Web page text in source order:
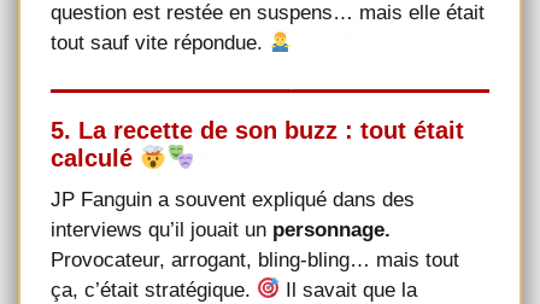
question est restée en suspens… mais elle était
tout sauf vite répondue.
5. La recette de son buzz : tout était
calculé
JP Fanguin a souvent expliqué dans des
interviews qu’il jouait un personnage.
Provocateur, arrogant, bling-bling… mais tout
ça, c’était stratégique.
Il savait que la